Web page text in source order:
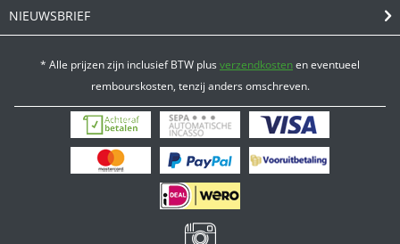
NIEUWSBRIEF
* Alle prijzen zijn inclusief BTW plusverzendkostenen eventueel
rembourskosten, tenzij anders omschreven.